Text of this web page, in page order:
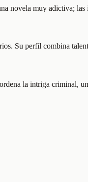
novela muy adictiva;
Su perfil combina
la intriga criminal,